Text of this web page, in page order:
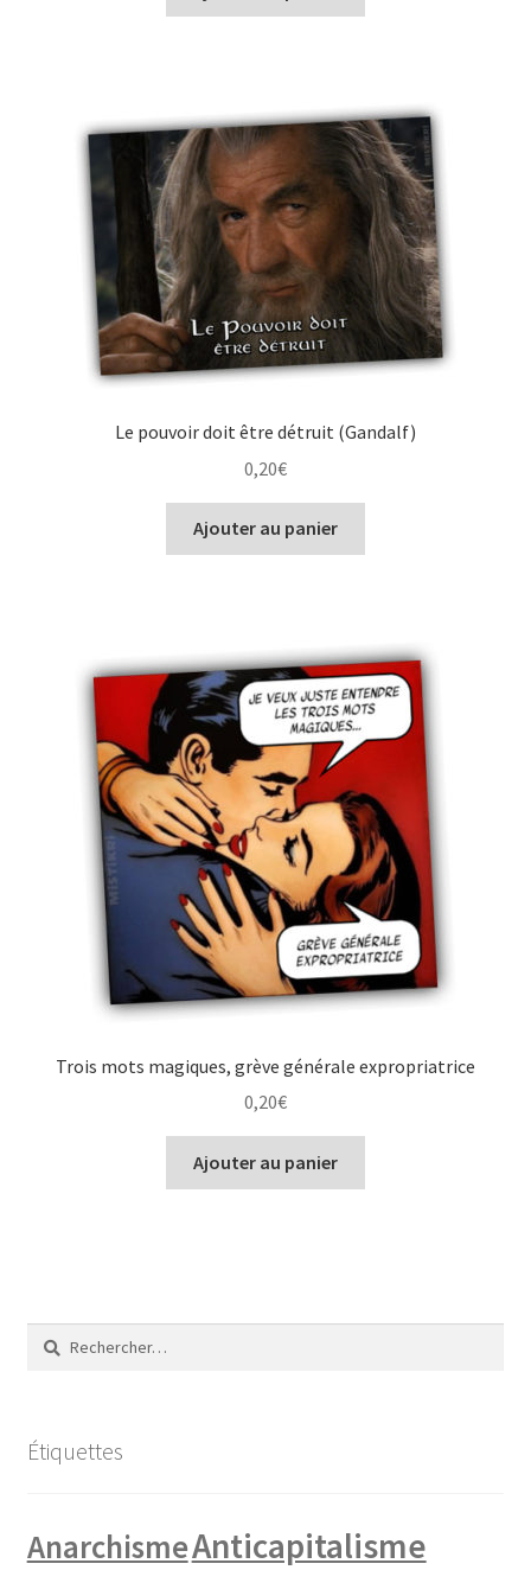
Le pouvoir doit être détruit (Gandalf)
0,20€
Ajouter au panier
Trois mots magiques, grève générale expropriatrice
0,20€
Ajouter au panier
Rechercher :
Étiquettes
AnarchismeAnticapitalisme